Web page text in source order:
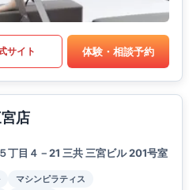
サイト 体験・相談予約
店
丁目４－21 三共 三宮ビル 201号室
マシンピラティス